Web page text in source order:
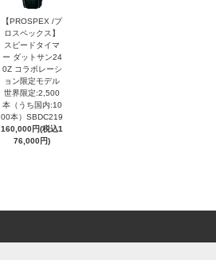
【PROSPEX /プ
ロスペックス】
スピードタイマ
ー ダットサン24
0Z コラボレーシ
ョン限定モデル
世界限定:2,500
本（うち国内:10
00本）SBDC219
160,000円(税込1
76,000円)